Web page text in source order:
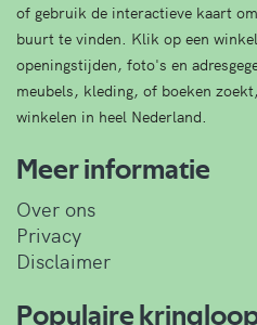
of gebruik de interactieve kaart
buurt te vinden. Klik op een
openingstijden, foto's en
meubels, kleding, of boeken
winkelen in heel Nederland.
Meer informatie
Over ons
Privacy
Disclaimer
Populaire